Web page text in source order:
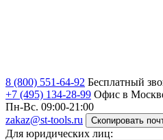
8 (800) 551-64-92 Бесплатный
+7 (495) 134-28-99 Офис в
Пн-Вс. 09:00-21:00
zakaz@st-tools.ru
Скопировать
Для юридических лиц: